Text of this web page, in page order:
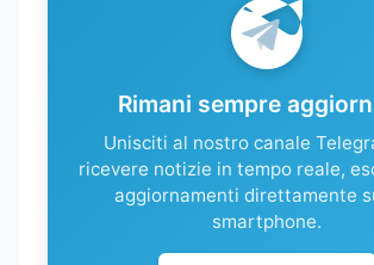
Rimani sempre
Unisciti al nostro canale
ricevere notizie in tempo reale,
aggiornamenti direttamente
smartphone.